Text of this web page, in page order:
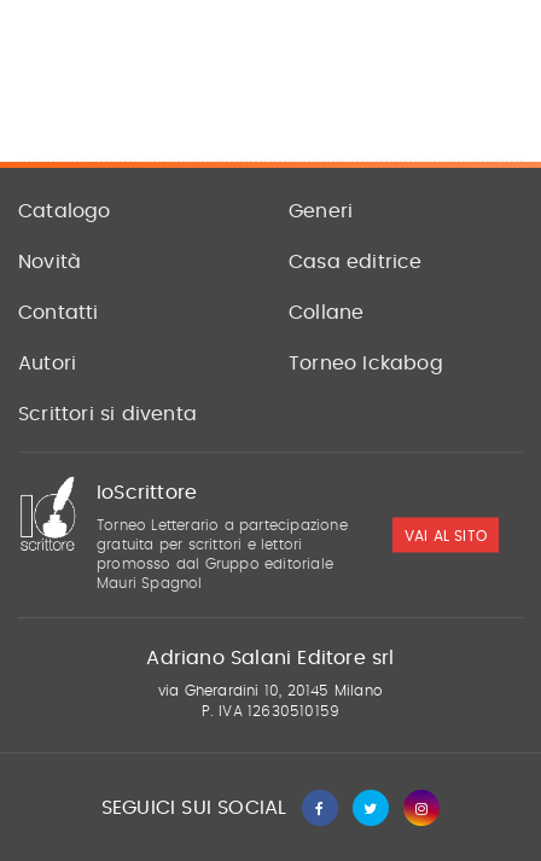
Catalogo Generi
Novità Casa editrice
Contatti Collane
Autori Torneo Ickabog
Scrittori si diventa
IoScrittore
Torneo Letterario a partecipazione
gratuita per scrittori e lettori
promosso dal Gruppo editoriale
Mauri Spagnol
VAI AL SITO
Adriano Salani Editore srl
via Gherardini 10, 20145 Milano
P. IVA 12630510159
SEGUICI SUI SOCIAL